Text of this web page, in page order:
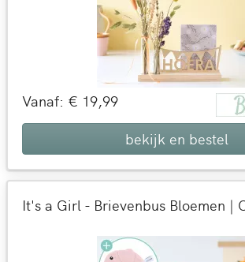
Vanaf: € 19,99
bekijk en bestel